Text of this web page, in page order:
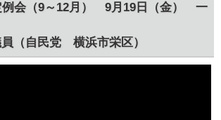
例会（9～12月） 9月19日（金） 一
自民党 横浜市栄区）